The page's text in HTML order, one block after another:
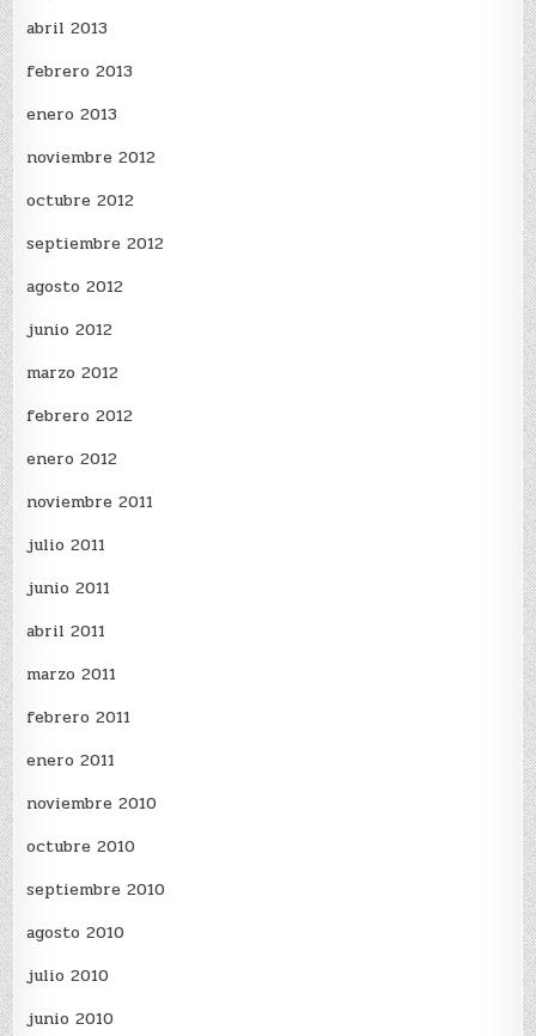
abril 2013
febrero 2013
enero 2013
noviembre 2012
octubre 2012
septiembre 2012
agosto 2012
junio 2012
marzo 2012
febrero 2012
enero 2012
noviembre 2011
julio 2011
junio 2011
abril 2011
marzo 2011
febrero 2011
enero 2011
noviembre 2010
octubre 2010
septiembre 2010
agosto 2010
julio 2010
junio 2010